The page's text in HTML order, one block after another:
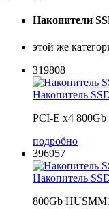
Накопители
этой же
319808
Накопитель
PCI-E x4
подробно
396957
Накопитель
800Gb